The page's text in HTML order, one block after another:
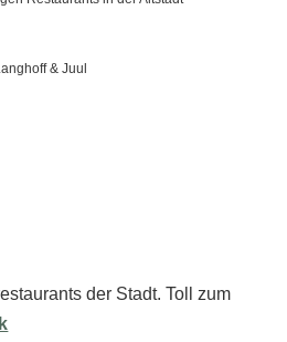
& Juul
der Stadt. Toll zum